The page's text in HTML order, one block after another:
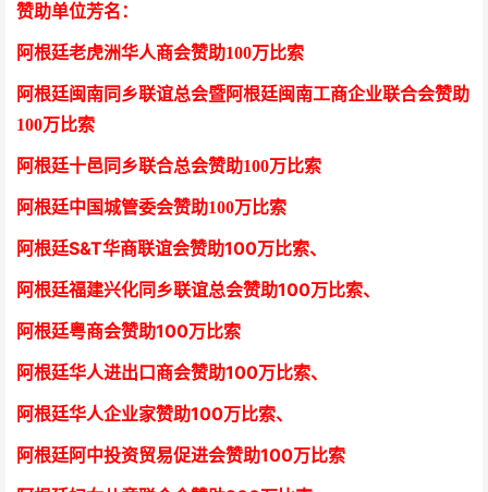
赞助单位芳名：
阿根廷老虎洲华人商会赞助100万比索
阿根廷闽南同乡联谊总会暨阿根廷闽南工商企业联合会赞助
100万比索
阿根廷十邑同乡联合总会赞助100万比索
阿根廷中国城管委会赞助100万比索
阿根廷S&T华商联谊会赞助100万比索、
阿根廷福建兴化同乡联谊总会赞助100万比索、
阿根廷粤商会赞助100万比索
阿根廷华人进出口商会赞助100万比索、
阿根廷华人企业家赞助100万比索、
阿根廷阿中投资贸易促进会赞助100万比索